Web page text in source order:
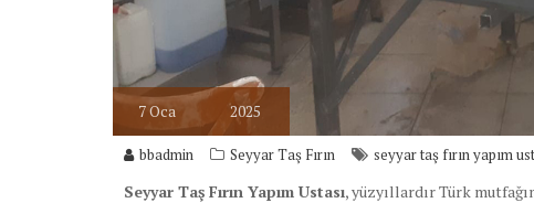
7Oca 2025
bbadmin Seyyar Taş Fırın seyyar taş fırın yapım
Seyyar Taş Fırın Yapım Ustası, yüzyıllardır Türk